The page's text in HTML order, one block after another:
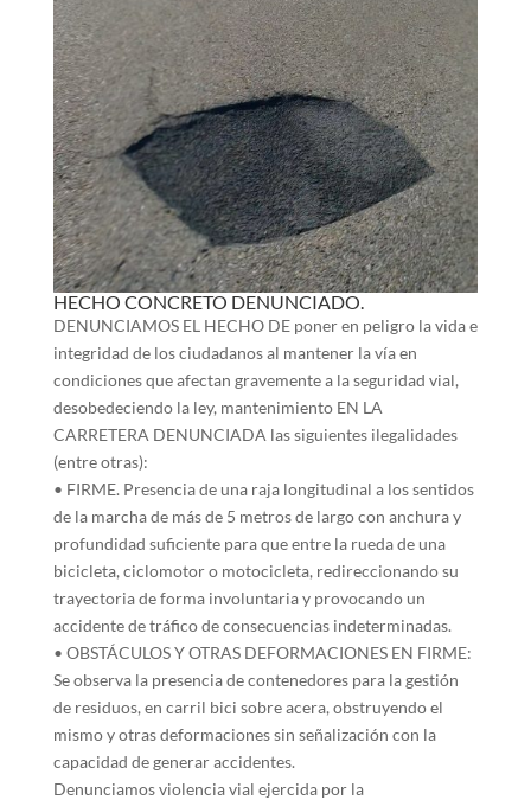
HECHO CONCRETO DENUNCIADO.
DENUNCIAMOS EL HECHO DE poner en peligro la vida e
integridad de los ciudadanos al mantener la vía en
condiciones que afectan gravemente a la seguridad vial,
desobedeciendo la ley, mantenimiento EN LA
CARRETERA DENUNCIADA las siguientes ilegalidades
(entre otras):
• FIRME. Presencia de una raja longitudinal a los sentidos
de la marcha de más de 5 metros de largo con anchura y
profundidad suficiente para que entre la rueda de una
bicicleta, ciclomotor o motocicleta, redireccionando su
trayectoria de forma involuntaria y provocando un
accidente de tráfico de consecuencias indeterminadas.
• OBSTÁCULOS Y OTRAS DEFORMACIONES EN FIRME:
Se observa la presencia de contenedores para la gestión
de residuos, en carril bici sobre acera, obstruyendo el
mismo y otras deformaciones sin señalización con la
capacidad de generar accidentes.
Denunciamos violencia vial ejercida por la